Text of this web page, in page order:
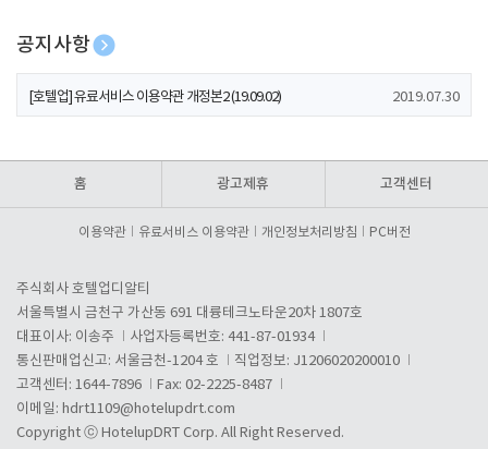
공지사항
[호텔업] 개인정보 처리방침 개정본1 (19.09.02)
[호텔업] 유료서비스 이용약관 개정본2 (19.09.02) 2019.07.30
홈 광고제휴 고객센터
이용약관 유료서비스 이용약관 개인정보처리방침 PC버전
주식회사 호텔업디알티
서울특별시 금천구 가산동 691 대륭테크노타운20차 1807호
대표이사: 이송주
사업자등록번호: 441-87-01934
통신판매업신고: 서울금천-1204 호
직업정보: J1206020200010
고객센터: 1644-7896
Fax: 02-2225-8487
이메일: hdrt1109@hotelupdrt.com
Copyright ⓒ HotelupDRT Corp. All Right Reserved.